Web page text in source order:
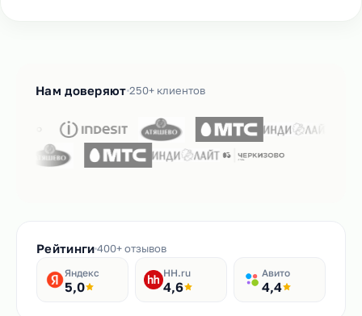
Нам доверяют 250+ клиентов
Рейтинги400+ отзывов
Яндекс
5,0
HH.ru
4,6
Авито
4,4